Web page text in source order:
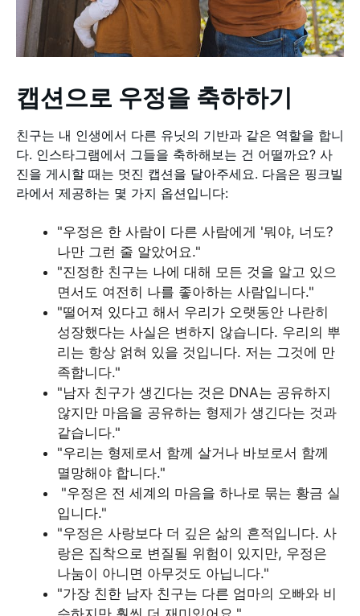
캡션으로 우정을 축하하기
친구는 내 인생에서 다른 유닛의 기반과 같은 역할을 합니
다. 인스타그램에서 그들을 축하해보는 건 어떨까요? 사
진을 게시할 때는 멋진 캡션을 달아주세요. 다음은 핑크빌
라에서 제공하는 몇 가지 옵션입니다:
"우정은 한 사람이 다른 사람에게 '뭐야, 너도?
나만 그런 줄 알았어요."
"진정한 친구는 나에 대해 모든 것을 알고 있으
면서도 여전히 나를 좋아하는 사람입니다."
"떨어져 있다고 해서 우리가 오랫동안 나란히
성장했다는 사실은 변하지 않습니다. 우리의 뿌
리는 항상 얽혀 있을 것입니다. 저는 그것에 만
족합니다."
"남자 친구가 생긴다는 것은 DNA는 공유하지
않지만 마음을 공유하는 형제가 생긴다는 것과
같습니다."
"우리는 형제로서 함께 살거나 바보로서 함께
멸망해야 합니다."
"우정은 전 세계의 마음을 하나로 묶는 황금 실
입니다."
"우정은 사랑보다 더 깊은 삶의 흔적입니다. 사
랑은 집착으로 변질될 위험이 있지만, 우정은
나눔이 아니면 아무것도 아닙니다."
"가장 친한 남자 친구는 다른 엄마의 오빠와 비